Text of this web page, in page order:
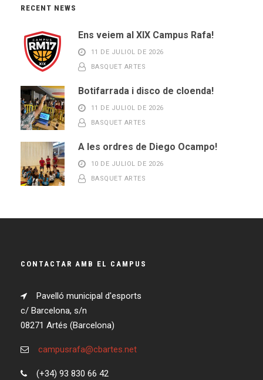
RECENT NEWS
Ens veiem al XIX Campus Rafa!
11 DE JULIOL DE 2026
BASQUET ARTES
Botifarrada i disco de cloenda!
11 DE JULIOL DE 2026
BASQUET ARTES
A les ordres de Diego Ocampo!
10 DE JULIOL DE 2026
BASQUET ARTES
CONTACTAR AMB EL CAMPUS
Pavelló municipal d'esports
c/ Barcelona, s/n
08271 Artés (Barcelona)
campusrafa@cbartes.net
(+34) 93 830 66 42